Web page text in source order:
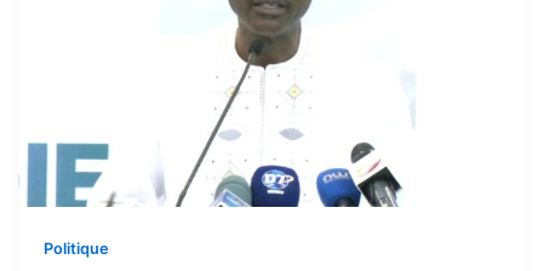
Politique